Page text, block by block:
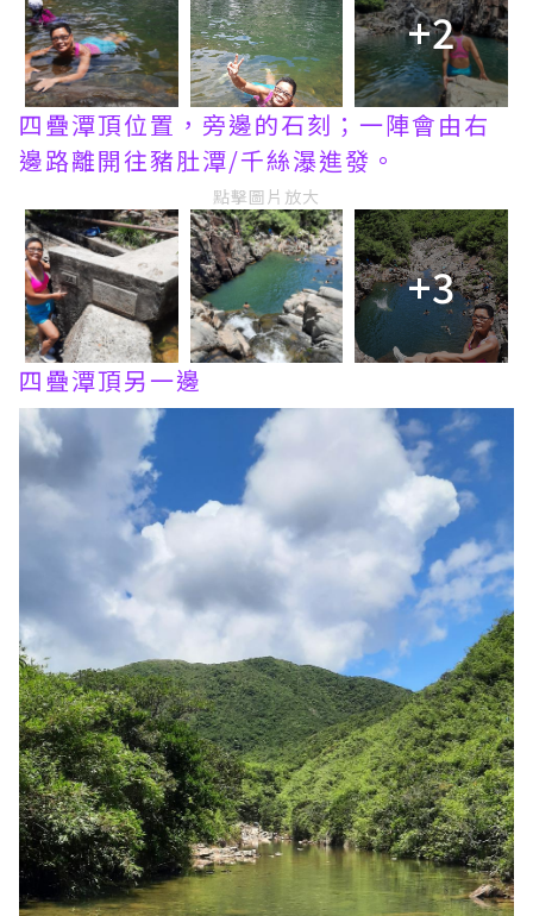
+2
四疊潭頂位置，旁邊的石刻；一陣會由右
邊路離開往豬肚潭/千絲瀑進發。
點擊圖片放大
+3
四疊潭頂另一邊